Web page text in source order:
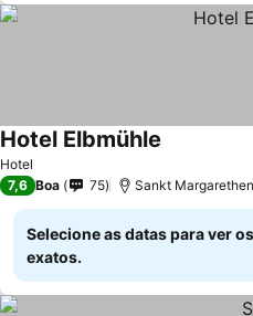
Hotel
Hotel Elbmühle
7,6 Boa 75 Sankt
Selecione as datas para ver
exatos.